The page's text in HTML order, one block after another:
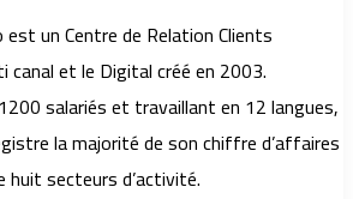
un Centre de Relation Clients
canal et le Digital créé en 2003.
salariés et travaillant en 12 langues,
la majorité de son chiffre d’affaires
secteurs d’activité.